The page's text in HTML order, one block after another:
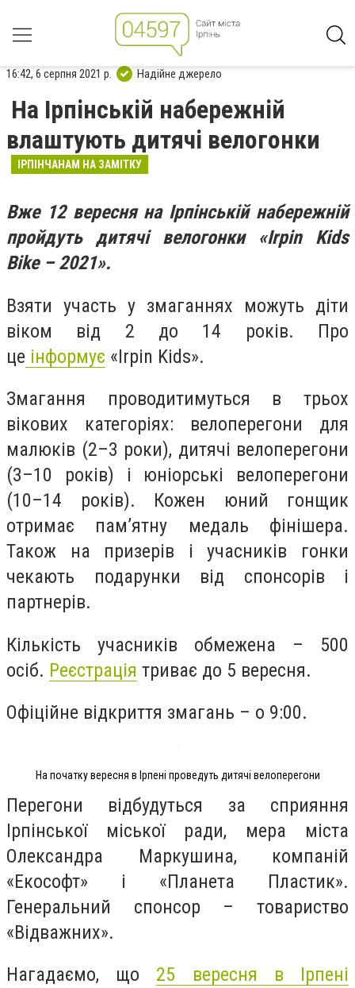
16:42, 6 серпня 2021 р. Надійне джерело
На Ірпінській набережній
влаштують дитячі велогонки
ІРПІНЧАНАМ НА ЗАМІТКУ
Вже 12 вересня на Ірпінській набережній
пройдуть дитячі велогонки «Irpin Kids
Bike – 2021».
Взяти участь у змаганнях можуть діти
віком від 2 до 14 років. Про
це інформує «Irpin Kids».
Змагання проводитимуться в трьох
вікових категоріях: велоперегони для
малюків (2–3 роки), дитячі велоперегони
(3–10 років) і юніорські велоперегони
(10–14 років). Кожен юний гонщик
отримає пам’ятну медаль фінішера.
Також на призерів і учасників гонки
чекають подарунки від спонсорів і
партнерів.
Кількість учасників обмежена – 500
осіб. Реєстрація триває до 5 вересня.
Офіційне відкриття змагань – о 9:00.
На початку вересня в Ірпені проведуть дитячі велоперегони
Перегони відбудуться за сприяння
Ірпінської міської ради, мера міста
Олександра Маркушина, компаній
«Екософт» і «Планета Пластик».
Генеральний спонсор – товариство
«Відважних».
Нагадаємо, що 25 вересня в Ірпені